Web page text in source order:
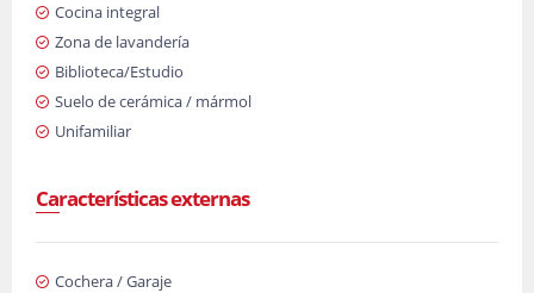
Cocina integral
Zona de lavandería
Biblioteca/Estudio
Suelo de cerámica / mármol
Unifamiliar
Características externas
Cochera / Garaje